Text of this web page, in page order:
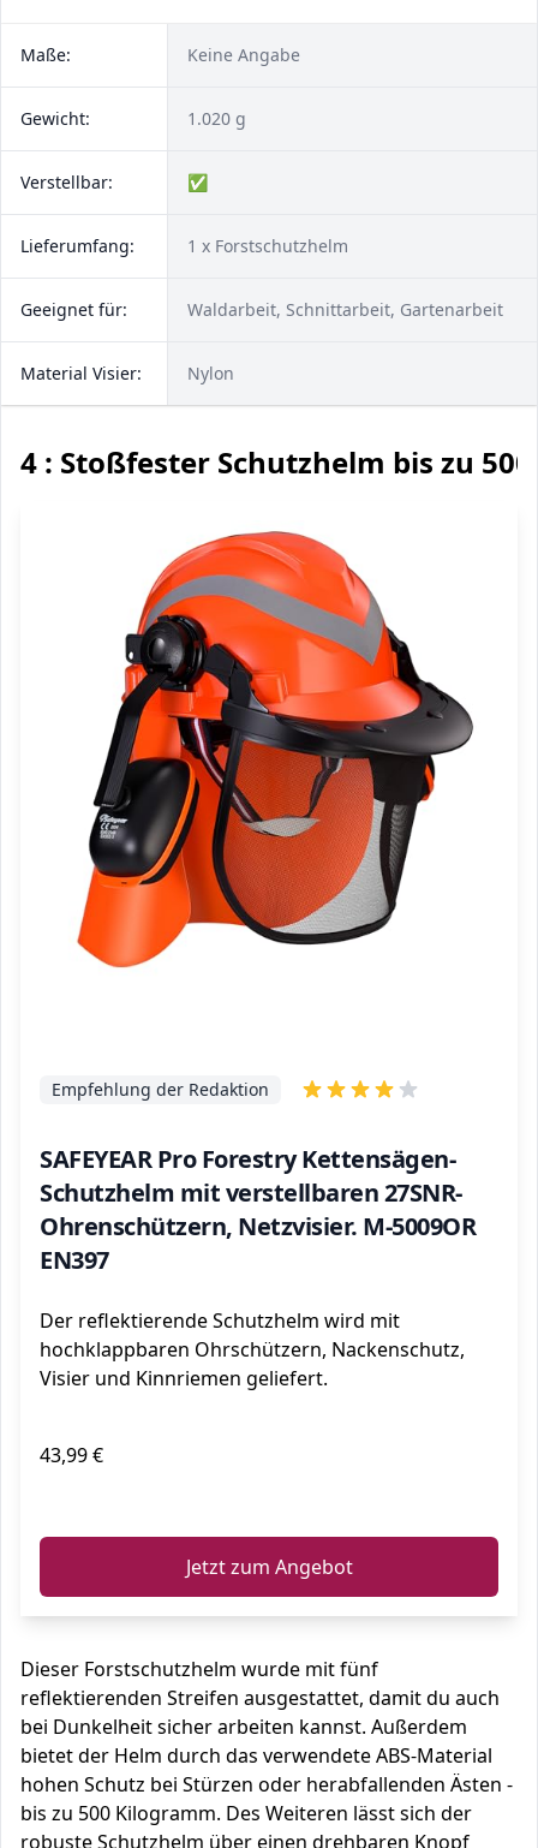
Maße: Keine Angabe
Gewicht: 1.020 g
Verstellbar: ✅
Lieferumfang: 1 x Forstschutzhelm
Geeignet für: Waldarbeit, Schnittarbeit, Gartenarbeit
Material Visier: Nylon
4 : Stoßfester Schutzhelm bis zu
SAFEYEAR Pro Forestry Kettensägen-
Schutzhelm mit verstellbaren 27SNR-
Ohrenschützern, Netzvisier. M-5009OR
EN397
Empfehlung der Redaktion
Der reflektierende Schutzhelm wird mit
hochklappbaren Ohrschützern, Nackenschutz,
Visier und Kinnriemen geliefert.
43,99 €
Jetzt zum Angebot
Dieser Forstschutzhelm wurde mit fünf
reflektierenden Streifen ausgestattet, damit du auch
bei Dunkelheit sicher arbeiten kannst. Außerdem
bietet der Helm durch das verwendete ABS-Material
hohen Schutz bei Stürzen oder herabfallenden Ästen -
bis zu 500 Kilogramm. Des Weiteren lässt sich der
robuste Schutzhelm über einen drehbaren Knopf